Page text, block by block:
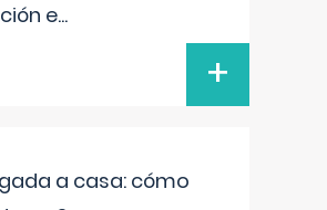
e...
+
a casa: cómo